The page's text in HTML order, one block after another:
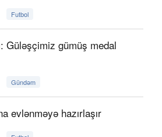
Futbol
Güləşçimiz gümüş medal
Gündəm
evlənməyə hazırlaşır